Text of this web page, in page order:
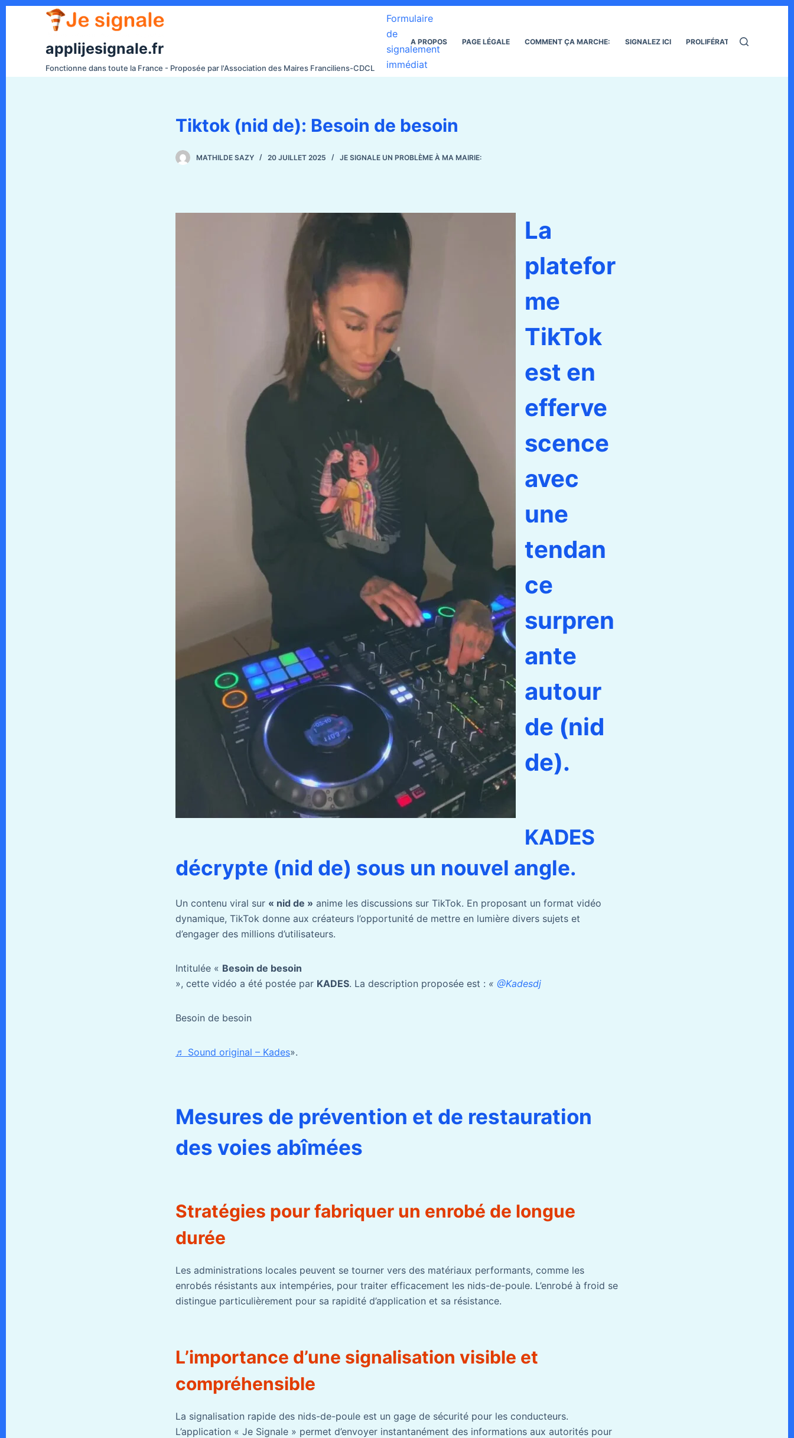
e
applijesignale.fr
Fonctionne dans toute la France - Proposée par l'Association des Maires Franciliens-CDCL
Formulaire
de
signalement
immédiat
A PROPOS PAGE LÉGALE COMMENT ÇA MARCHE: SIGNALEZ ICI PROLIFÉRATION DES RATS
Tiktok (nid de): Besoin de besoin
MATHILDE SAZY 20 JUILLET 2025 JE SIGNALE UN PROBLÈME À MA MAIRIE:
La
platefor
me
TikTok
est en
efferve
scence
avec
une
tendan
ce
surpren
ante
autour
de (nid
de).
KADES
décrypte (nid de) sous un nouvel angle.
Un contenu viral sur « nid de » anime les discussions sur TikTok. En proposant un format vidéo
dynamique, TikTok donne aux créateurs l’opportunité de mettre en lumière divers sujets et
d’engager des millions d’utilisateurs.
Intitulée « Besoin de besoin
», cette vidéo a été postée par KADES. La description proposée est : « @Kadesdj
Besoin de besoin
♬ Sound original – Kades».
Mesures de prévention et de restauration
des voies abîmées
Stratégies pour fabriquer un enrobé de longue
durée
Les administrations locales peuvent se tourner vers des matériaux performants, comme les
enrobés résistants aux intempéries, pour traiter efficacement les nids-de-poule. L’enrobé à froid se
distingue particulièrement pour sa rapidité d’application et sa résistance.
L’importance d’une signalisation visible et
compréhensible
La signalisation rapide des nids-de-poule est un gage de sécurité pour les conducteurs.
L’application « Je Signale » permet d’envoyer instantanément des informations aux autorités pour